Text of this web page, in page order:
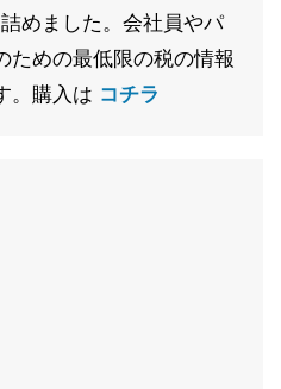
めました。会社員やパ
ための最低限の税の情報
。購入は コチラ